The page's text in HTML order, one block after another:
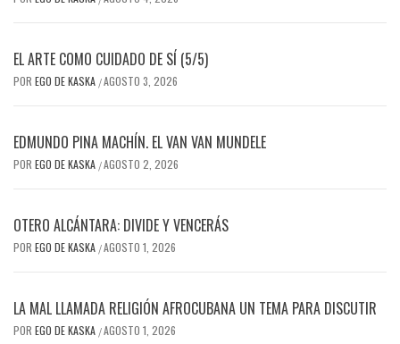
EL ARTE COMO CUIDADO DE SÍ (5/5)
POR EGO DE KASKA /AGOSTO 3, 2026
EDMUNDO PINA MACHÍN. EL VAN VAN MUNDELE
POR EGO DE KASKA /AGOSTO 2, 2026
OTERO ALCÁNTARA: DIVIDE Y VENCERÁS
POR EGO DE KASKA /AGOSTO 1, 2026
LA MAL LLAMADA RELIGIÓN AFROCUBANA UN TEMA PARA DISCUTIR
POR EGO DE KASKA /AGOSTO 1, 2026